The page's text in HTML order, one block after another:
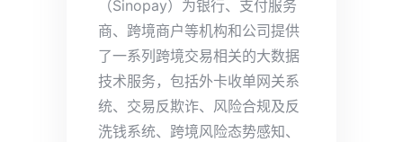
（Sinopay）为银行、支付服务
商、跨境商户等机构和公司提供
了一系列跨境交易相关的大数据
技术服务，包括外卡收单网关系
统、交易反欺诈、风险合规及反
洗钱系统、跨境风险态势感知、